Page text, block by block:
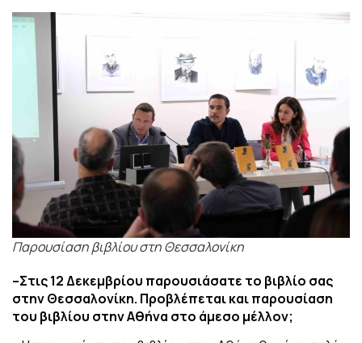
Παρουσίαση βιβλίου στη Θεσσαλονίκη
–Στις 12 Δεκεμβρίου παρουσιάσατε το βιβλίο σας
στην Θεσσαλονίκη. Προβλέπεται καιπαρουσίαση
του βιβλίου στην Αθήνα στο άμεσο μέλλον;